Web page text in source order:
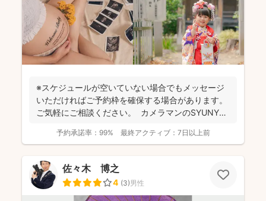
※スケジュールが空いていない場合でもメッセージ
いただければご予約枠を確保する場合があります。
ご気軽にご相談ください。 カメラマンのSYUNYA
予約承諾率： 99% 最終アクティブ： 7日以上前
佐々木 博之
4 (3)男性